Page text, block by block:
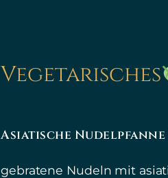
Vegetarisches
Asiatische Nudelpfanne
gebratene Nudeln mit